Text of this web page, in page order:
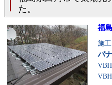
た。
福
施工
パ